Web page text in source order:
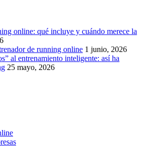
online: qué incluye y cuándo merece la
de running online 1 junio, 2026
al entrenamiento inteligente: así ha
25 mayo, 2026